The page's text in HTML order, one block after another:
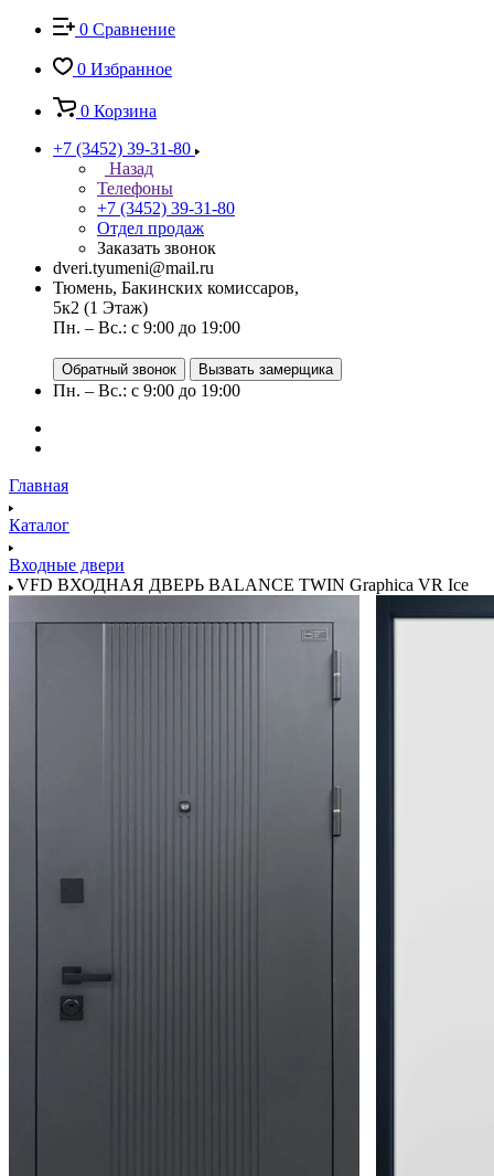
0 Сравнение
0 Избранное
0 Корзина
+7 (3452) 39-31-80
Назад
Телефоны
+7 (3452) 39-31-80
Отдел продаж
Заказать звонок
dveri.tyumeni@mail.ru
Тюмень, Бакинских комиссаров,
5к2 (1 Этаж)
Пн. – Вс.: с 9:00 до 19:00
Обратный звонок Вызвать замерщика
Пн. – Вс.: с 9:00 до 19:00
Главная
Каталог
Входные двери
VFD ВХОДНАЯ ДВЕРЬ BALANCE TWIN Graphica VR Ice